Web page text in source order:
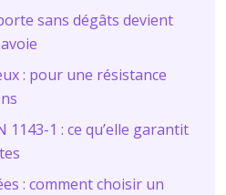
sans dégâts devient
: pour une résistance
1 : ce qu’elle garantit
: comment choisir un